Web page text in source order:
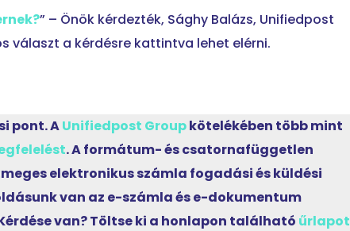
” – Önök kérdezték, Sághy Balázs, Unifiedpost
választ a kérdésre kattintva lehet elérni.
pont. AUnifiedpost Groupkötelékében több mint
. A formátum- és csatornafüggetlen
elektronikus számla fogadási és küldési
van az e-számla és e-dokumentum
van? Töltse ki a honlapon található űrlapot